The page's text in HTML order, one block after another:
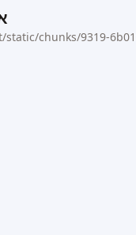
chunks/9319-